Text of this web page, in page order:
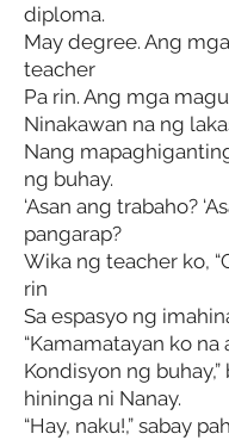
diploma.
May degree. Ang
teacher
Pa rin. Ang mga
Ninakawan na ng
Nang
ng buhay.
‘Asan ang trabaho?
pangarap?
Wika ng teacher ko,
rin
Sa espasyo ng
“Kamamatayan ko
Kondisyon ng
hininga ni Nanay.
“Hay, naku!,” sabay